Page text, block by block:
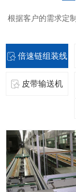
倍速链组装线
皮带输送机